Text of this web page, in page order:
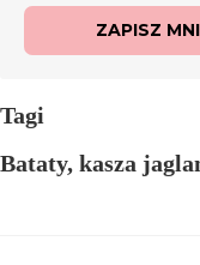
ZAPISZ
Tagi
Bataty, kasza